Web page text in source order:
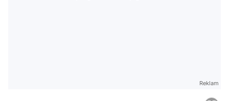
Reklam